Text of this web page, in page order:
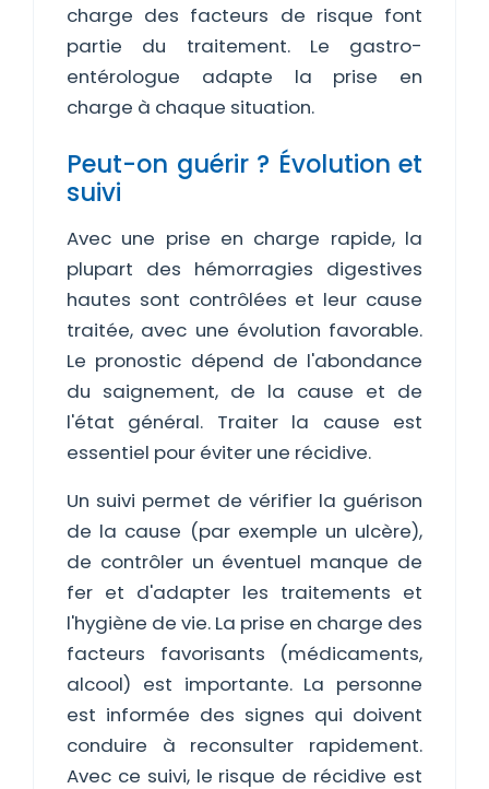
charge des facteurs de risque font
partie du traitement. Le gastro-
entérologue adapte la prise en
charge à chaque situation.
Peut-on guérir ? Évolution et
suivi
Avec une prise en charge rapide, la
plupart des hémorragies digestives
hautes sont contrôlées et leur cause
traitée, avec une évolution favorable.
Le pronostic dépend de l'abondance
du saignement, de la cause et de
l'état général. Traiter la cause est
essentiel pour éviter une récidive.
Un suivi permet de vérifier la guérison
de la cause (par exemple un ulcère),
de contrôler un éventuel manque de
fer et d'adapter les traitements et
l'hygiène de vie. La prise en charge des
facteurs favorisants (médicaments,
alcool) est importante. La personne
est informée des signes qui doivent
conduire à reconsulter rapidement.
Avec ce suivi, le risque de récidive est